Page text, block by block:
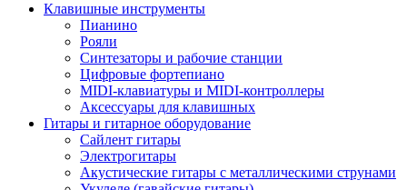
Клавишные инструменты
Пианино
Рояли
Синтезаторы и рабочие станции
Цифровые фортепиано
MIDI-клавиатуры и MIDI-контроллеры
Аксессуары для клавишных
Гитары и гитарное оборудование
Сайлент гитары
Электрогитары
Акустические гитары с металлическими струнами